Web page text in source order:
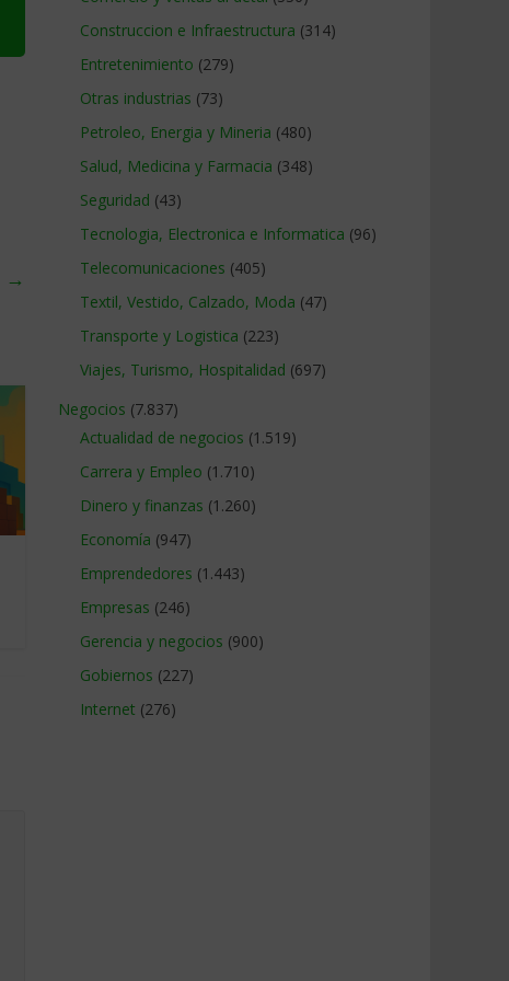
→
Construccion e Infraestructura (314)
Entretenimiento (279)
Otras industrias (73)
Petroleo, Energia y Mineria (480)
Salud, Medicina y Farmacia (348)
Seguridad (43)
Tecnologia, Electronica e Informatica (96)
Telecomunicaciones (405)
Textil, Vestido, Calzado, Moda (47)
Transporte y Logistica (223)
Viajes, Turismo, Hospitalidad (697)
Negocios (7.837)
Actualidad de negocios (1.519)
Carrera y Empleo (1.710)
Dinero y finanzas (1.260)
Economía (947)
Emprendedores (1.443)
Empresas (246)
Gerencia y negocios (900)
Gobiernos (227)
Internet (276)